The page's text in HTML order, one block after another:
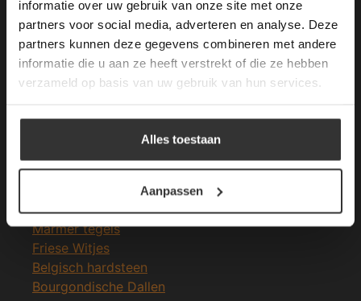
informatie over uw gebruik van onze site met onze
partners voor social media, adverteren en analyse. Deze
partners kunnen deze gegevens combineren met andere
informatie die u aan ze heeft verstrekt of die ze hebben
verzameld op basis van uw gebruik van hun services.
Alles toestaan
Aanpassen
Natuursteen vloeren
Terrastegels
Leisteen terrastegels
Marmer vloer
Marmer tegels
Friese Witjes
Belgisch hardsteen
Bourgondische Dallen
toestemming voor alle cookies in
overeenstemming met ons cookiebeleid.Lees
verder
ALLES ACCEPTEREN
ALLES AFWIJZEN
DETAILS WEERGEVEN